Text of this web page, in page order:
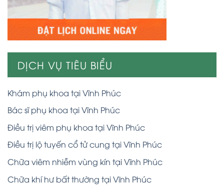
DỊCH VỤ TIÊU BIỂU
Khám phụ khoa tại Vĩnh Phúc
Bác sĩ phụ khoa tại Vĩnh Phúc
Điều trị viêm phụ khoa tại Vĩnh Phúc
Điều trị lộ tuyến cổ tử cung tại Vĩnh Phúc
Chữa viêm nhiễm vùng kín tại Vĩnh Phúc
Chữa khí hư bất thường tại Vĩnh Phúc